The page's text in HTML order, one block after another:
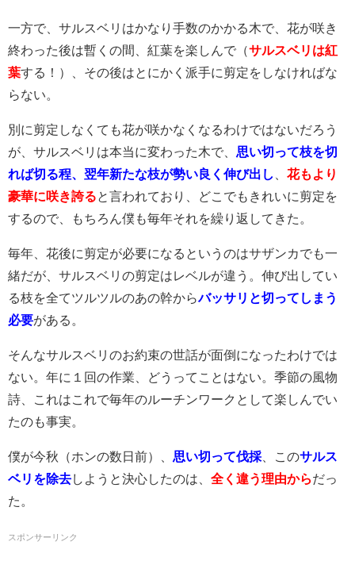
一方で、サルスベリはかなり手数のかかる木で、花が咲き
終わった後は暫くの間、紅葉を楽しんで（サルスベリは紅
葉する！）、その後はとにかく派手に剪定をしなければな
らない。
別に剪定しなくても花が咲かなくなるわけではないだろう
が、サルスベリは本当に変わった木で、 思い切って枝を切
れば切る程、翌年新たな枝が勢い良く伸び出し
花もより
豪華に咲き誇る と言われており、どこでもきれいに剪定を
するので、もちろん僕も毎年それを繰り返してきた。
毎年、花後に剪定が必要になるというのはサザンカでも一
緒だが、サルスベリの剪定はレベルが違う。伸び出してい
る枝を全てツルツルのあの幹からバッサリと切ってしまう
必要がある。
そんなサルスベリのお約束の世話が面倒になったわけでは
ない。年に１回の作業、どうってことはない。季節の風物
詩、これはこれで毎年のルーチンワークとして楽しんでい
たのも事実。
僕が今秋（ホンの数日前）、 思い切って伐採 、このサルス
ベリを除去しようと決心したのは、 全く違う理由からだっ
た。
スポンサーリンク